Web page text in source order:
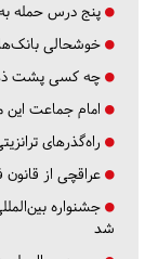
پنج درس‌ حمله
خوشحالی بانک‌ها
چه کسی پشت
امام جماعت این مسجد در ۳ سال،
راه‌گذرهای
عراقچی از
جشنواره
شد